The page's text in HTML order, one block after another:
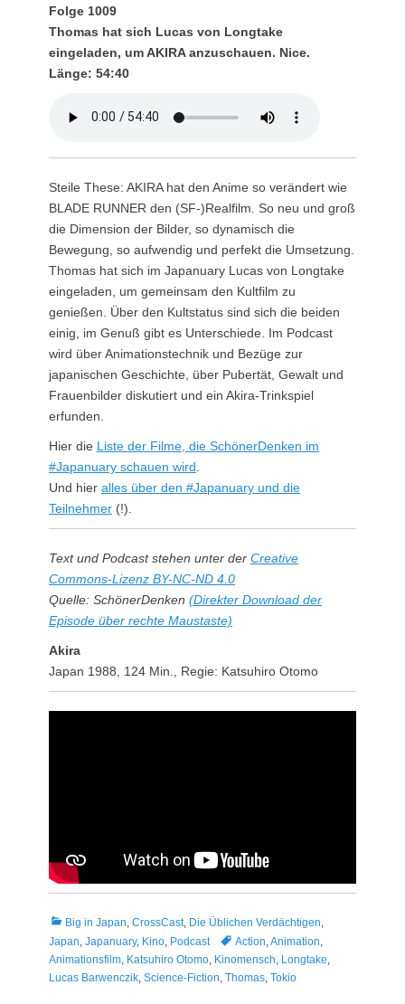
Folge 1009
Thomas hat sich Lucas von Longtake
eingeladen, um AKIRA anzuschauen. Nice.
Länge: 54:40
Steile These: AKIRA hat den Anime so verändert wie
BLADE RUNNER den (SF-)Realfilm. So neu und groß
die Dimension der Bilder, so dynamisch die
Bewegung, so aufwendig und perfekt die Umsetzung.
Thomas hat sich im Japanuary Lucas von Longtake
eingeladen, um gemeinsam den Kultfilm zu
genießen. Über den Kultstatus sind sich die beiden
einig, im Genuß gibt es Unterschiede. Im Podcast
wird über Animationstechnik und Bezüge zur
japanischen Geschichte, über Pubertät, Gewalt und
Frauenbilder diskutiert und ein Akira-Trinkspiel
erfunden.
Hier die Liste der Filme, die SchönerDenken im
#Japanuary schauen wird
Und hier alles über den #Japanuary und die
Teilnehmer (!).
Text und Podcast stehen unter der Creative
Commons-Lizenz BY-NC-ND 4.0
Quelle: SchönerDenken (Direkter Download der
Episode über rechte Maustaste)
Akira
Japan 1988, 124 Min., Regie: Katsuhiro Otomo
Kategorien
Big in Japan, CrossCast, Die Üblichen Verdächtigen,
Japan, Japanuary, Kino, Podcast TagsAction,Animation,
Animationsfilm, Katsuhiro Otomo, Kinomensch, Longtake,
Lucas Barwenczik, Science-Fiction, Thomas, Tokio